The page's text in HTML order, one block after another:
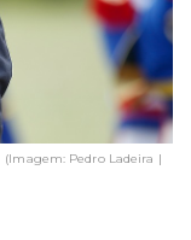
(Imagem: Pedro Ladeira |